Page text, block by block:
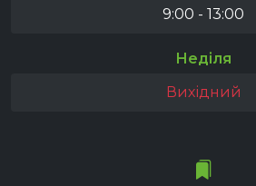
9:00 - 13:00
Неділя
Вихідний